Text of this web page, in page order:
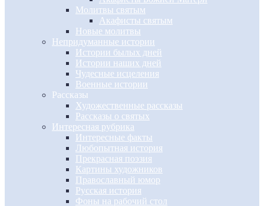
Молитвы святым
Акафисты святым
Новые молитвы
Непридуманные истории
Истории былых дней
Истории наших дней
Чудесные исцеления
Военные истории
Рассказы
Художественные рассказы
Рассказы о святых
Интересная рубрика
Интересные факты
Любопытная история
Прекрасная поэзия
Картины художников
Православный юмор
Русская история
Фоны на рабочий стол